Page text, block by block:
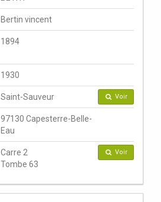
Bertin vincent
1894
1930
Saint-Sauveur Voir
97130 Capesterre-Belle-
Eau
Carre 2
Tombe 63
Voir